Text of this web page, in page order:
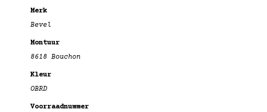
Merk
Bevel
Montuur
8618 Bouchon
Kleur
OBRD
Voorraadnummer